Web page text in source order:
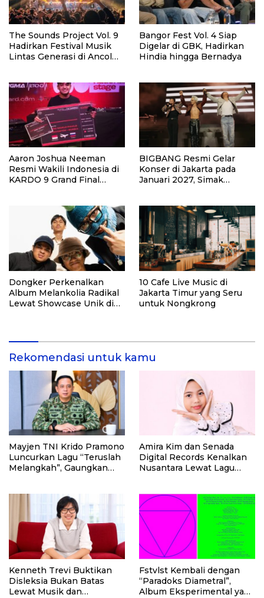
The Sounds Project Vol. 9
Hadirkan Festival Musik
Lintas Generasi di Ancol
Bangor Fest Vol. 4 Siap
Digelar di GBK, Hadirkan
Hindia hingga Bernadya
Aaron Joshua Neeman
Resmi Wakili Indonesia di
KARDO 9 Grand Final
BIGBANG Resmi Gelar
Konser di Jakarta pada
Januari 2027, Simak
Dongker Perkenalkan
Album Melankolia Radikal
Lewat Showcase Unik di
10 Cafe Live Music di
Jakarta Timur yang Seru
untuk Nongkrong
Rekomendasi untuk kamu
Mayjen TNI Krido Pramono
Luncurkan Lagu “Teruslah
Melangkah”, Gaungkan
Amira Kim dan Senada
Digital Records Kenalkan
Nusantara Lewat Lagu
Kenneth Trevi Buktikan
Disleksia Bukan Batas
Lewat Musik dan
Fstvlst Kembali dengan
“Paradoks Diametral”,
Album Eksperimental yang